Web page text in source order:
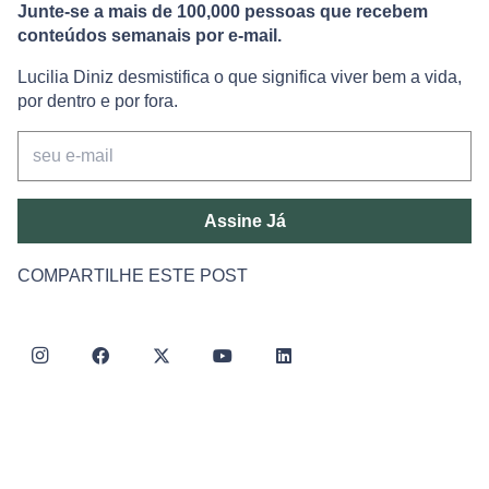
Junte-se a mais de 100,000 pessoas que recebem
conteúdos semanais por e-mail.
Lucilia Diniz desmistifica o que significa viver bem a vida,
por dentro e por fora.
Assine Já
COMPARTILHE ESTE POST